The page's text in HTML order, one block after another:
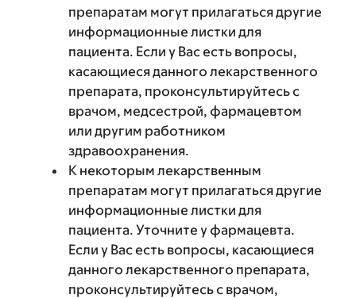
препаратам могут прилагаться другие
информационные листки для
пациента. Если у Вас есть вопросы,
касающиеся данного лекарственного
препарата, проконсультируйтесь с
врачом, медсестрой, фармацевтом
или другим работником
здравоохранения.
К некоторым лекарственным
препаратам могут прилагаться другие
информационные листки для
пациента. Уточните у фармацевта.
Если у Вас есть вопросы, касающиеся
данного лекарственного препарата,
проконсультируйтесь с врачом,